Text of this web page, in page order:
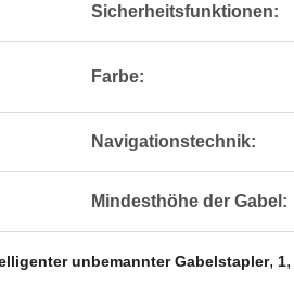
Sicherheitsfunktionen:
Farbe:
Navigationstechnik:
Mindesthöhe der Gabel:
unbemannter Gabelstapler, 1,